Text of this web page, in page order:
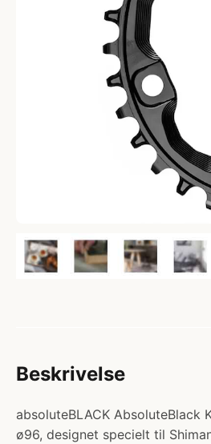
Beskrivelse
absoluteBLACK AbsoluteBlack
ø96, designet specielt til